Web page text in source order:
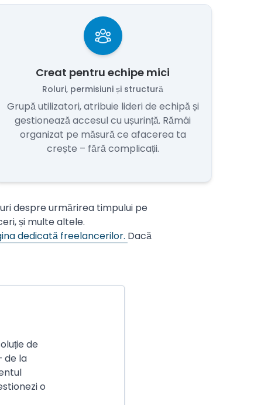
Creat pentru echipe mici
Roluri, permisiuni și structură
Grupă utilizatori, atribuie lideri de echipă și
gestionează accesul cu ușurință. Rămâi
organizat pe măsură ce afacerea ta
crește – fără complicații.
despre urmărirea timpului pe
și multe altele.
dedicată freelancerilor. Dacă
de
de la
o